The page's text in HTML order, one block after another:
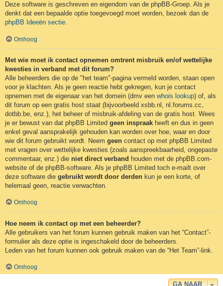
Deze software is geschreven en eigendom van de phpBB-Groep. Als je
denkt dat een bepaalde optie toegevoegd moet worden, bezoek dan de
phpBB Ideeën sectie.
Omhoog
Met wie moet ik contact opnemen omtrent misbruik en/of wettelijke
kwesties in verband met dit forum?
Alle beheerders die op de "het team"-pagina vermeld worden, staan open
voor je klachten. Als je geen reactie hebt gekregen, kun je contact
opnemen met de eigenaar van het domein (dmv een whois lookup) of, als
dit forum op een gratis host staat (bijvoorbeeld xsbb.nl, nl.forums.cc,
dotbb.be, enz.), het beheer of misbruik-afdeling van de gratis host. Wees
je er bewust van dat phpBB Limited geen inspraak heeft en dus in geen
enkel geval aansprakelijk gehouden kan worden over hoe, waar en door
wie dit forum gebruikt wordt. Neem geen contact op met phpBB Limited
met vragen over wettelijke kwesties (zoals aanspreekbaarheid, ongepaste
commentaar, enz.) die niet direct verband houden met de phpBB.com-
website of de phpBB-software. Als je phpBB Limited toch e-mailt over
deze software die gebruikt wordt door derden kun je een korte, of
helemaal geen, reactie verwachten.
Omhoog
Hoe neem ik contact op met een beheerder?
Alle gebruikers van het forum kunnen gebruik maken van het “Contact”-
formulier als deze optie is ingeschakeld door de beheerders.
Leden van het forum kunnen ook gebruik maken van de “Het Team”-link.
Omhoog
GA NAAR